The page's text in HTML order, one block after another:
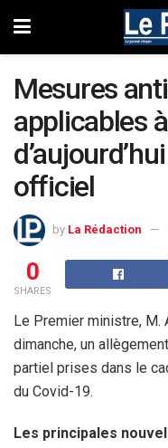
Mesures
applicables
officiel
by La Rédaction
0
SHARES
Le Premier ministre, M.
dimanche, un
partiel prises dans le
du Covid-19.
Les principales